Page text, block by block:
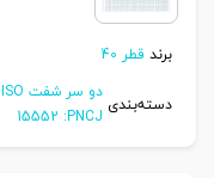
برند قطر 40
دسته‌بندی
دو سر شفت ISO
15552 :PNCJ